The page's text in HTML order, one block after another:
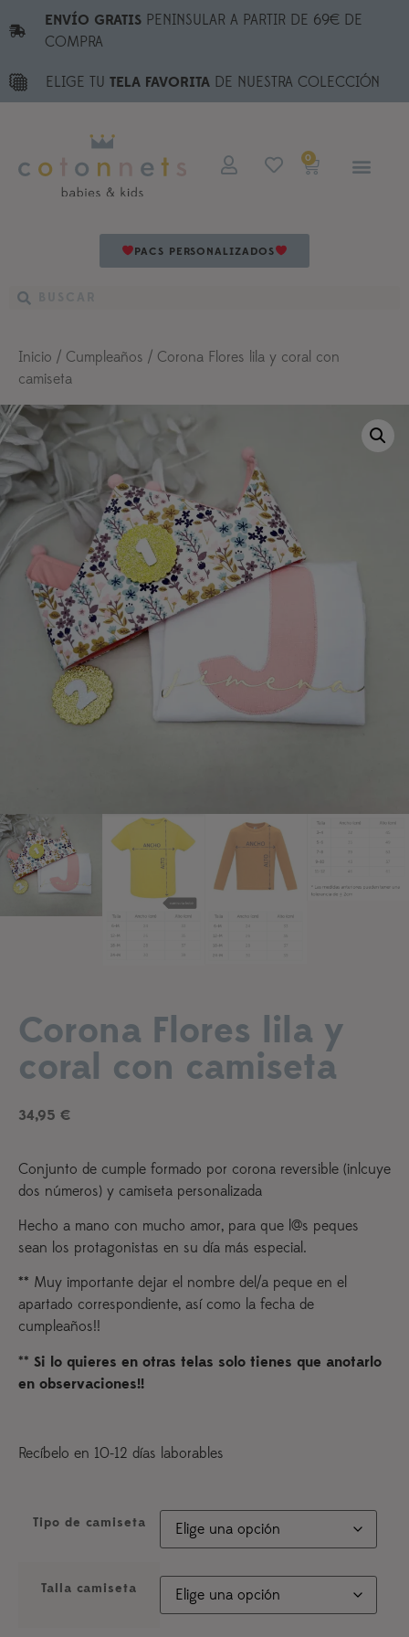
ENVÍO GRATISPENINSULAR A PARTIR DE 69€ DE
COMPRA
ELIGE TU TELA FAVORITA DE NUESTRA COLECCIÓN
0
PACS PERSONALIZADOS
Inicio / Cumpleaños / Corona Flores lila y coral con
camiseta
Añadir a lista de deseos
Corona Flores lila y
coral con camiseta
34,95 €
Conjunto de cumple formado por corona reversible (inlcuye
dos números) y camiseta personalizada
Hecho a mano con mucho amor, para que l@s peques
sean los protagonistas en su día más especial.
** Muy importante dejar el nombre del/a peque en el
apartado correspondiente, así como la fecha de
cumpleaños!!
** Si lo quieres en otras telas solo tienes que anotarlo
en observaciones!!
Recíbelo en 10-12 días laborables
Tipo de camiseta
Talla camiseta